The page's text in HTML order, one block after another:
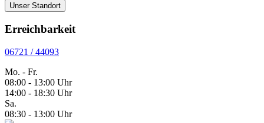
Unser Standort
Erreichbarkeit
06721 / 44093
Mo. - Fr.
08:00 - 13:00 Uhr
14:00 - 18:30 Uhr
Sa.
08:30 - 13:00 Uhr